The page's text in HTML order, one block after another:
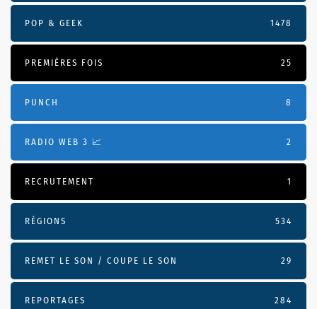
POP & GEEK 1478
PREMIÈRES FOIS 25
PUNCH 8
RADIO WEB 3 📈 2
RECRUTEMENT 1
RÉGIONS 534
REMET LE SON / COUPE LE SON 29
REPORTAGES 284